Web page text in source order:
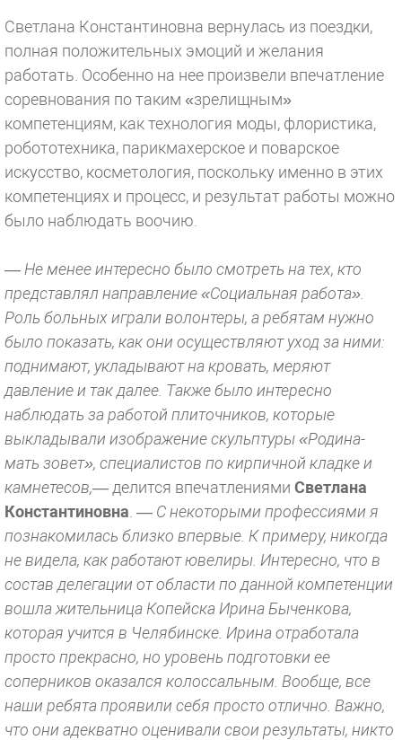
Светлана Константиновна вернулась из поездки,
полная положительных эмоций и желания
работать. Особенно на нее произвели впечатление
соревнования по таким «зрелищным»
компетенциям, как технология моды, флористика,
робототехника, парикмахерское и поварское
искусство, косметология, поскольку именно в этих
компетенциях и процесс, и результат работы можно
было наблюдать воочию.
— Не менее интересно было смотреть на тех, кто
представлял направление «Социальная работа».
Роль больных играли волонтеры, а ребятам нужно
было показать, как они осуществляют уход за ними:
поднимают, укладывают на кровать, меряют
давление и так далее. Также было интересно
наблюдать за работой плиточников, которые
выкладывали изображение скульптуры «Родина-
мать зовет», специалистов по кирпичной кладке и
камнетесов,— делится впечатлениями Светлана
Константиновна . — С некоторыми профессиями я
познакомилась близко впервые. К примеру, никогда
не видела, как работают ювелиры. Интересно, что в
состав делегации от области по данной компетенции
вошла жительница Копейска Ирина Быченкова,
которая учится в Челябинске. Ирина отработала
просто прекрасно, но уровень подготовки ее
соперников оказался колоссальным. Вообще, все
наши ребята проявили себя просто отлично. Важно,
что они адекватно оценивали свои результаты, никто